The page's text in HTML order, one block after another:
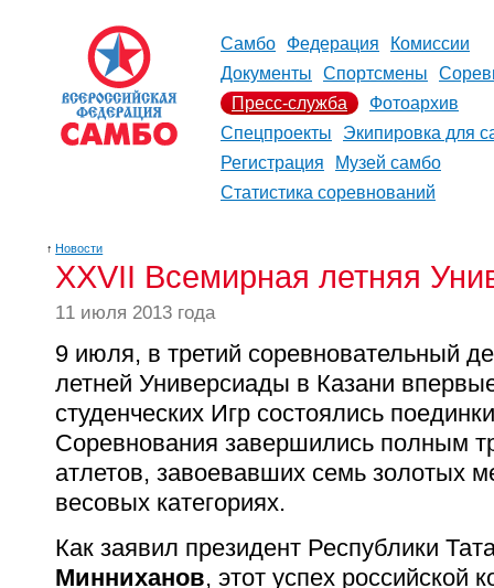
Самбо Федерация
Комиссии
Документы
Спортсмены
Пресс-служба
Фотоархив
Спецпроекты
Экипировка для
Регистрация
Музей самбо
Статистика соревнований
↑ Новости
XXVII Всемирная летняя
11 июля 2013 года
9 июля, в третий соревновательный
летней Универсиады в Казани
студенческих Игр состоялись
Соревнования завершились полным
атлетов, завоевавших семь золотых
весовых категориях.
Как заявил президент Республики
Минниханов, этот успех российской